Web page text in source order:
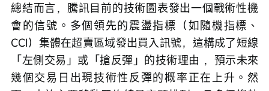
總結而言，騰訊目前的技術圖表發出一個戰術性機
會的信號。多個領先的震盪指標（如隨機指標、
CCI）集體在超賣區域發出買入訊號，這構成了短線
「左側交易」或「搶反彈」的技術理由 ，預示未來
幾個交易日出現技術性反彈的概率正在上升。然